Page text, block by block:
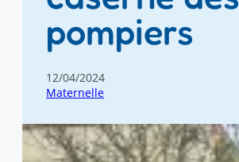
pompiers
12/04/2024
Maternelle